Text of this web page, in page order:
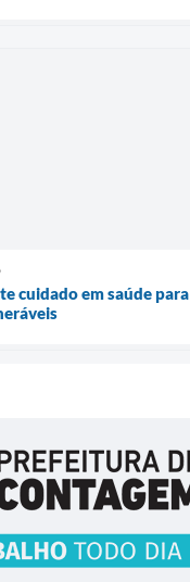
cuidado em saúde para